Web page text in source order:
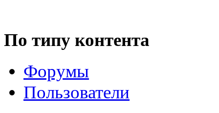
По типу контента
Форумы
Пользователи